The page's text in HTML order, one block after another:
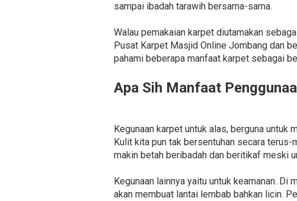
sampai ibadah tarawih bersama-sama.
Walau pemakaian karpet diutamakan
Pusat Karpet Masjid Online Jombang dan
pahami beberapa manfaat karpet sebagai
Apa Sih Manfaat
Kegunaan karpet untuk alas, berguna
Kulit kita pun tak bersentuhan secara
makin betah beribadah dan beritikaf meski
Kegunaan lainnya yaitu untuk keamanan.
akan membuat lantai lembab bahkan licin.